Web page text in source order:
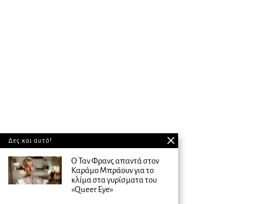
Δες και αυτό!
Ο Ταν Φρανς απαντά στον
Καράμο Μπράουν για το
κλίμα στα γυρίσματα του
«Queer Eye»